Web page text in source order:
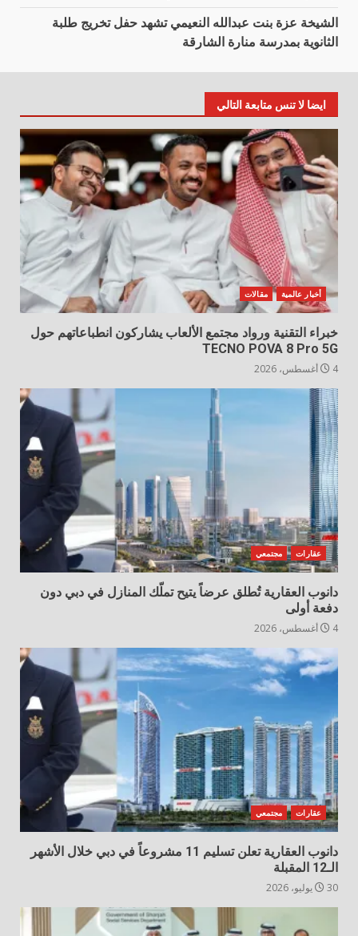
الشيخة عزة بنت عبدالله النعيمي تشهد حفل تخريج طلبة
الثانوية بمدرسة منارة الشارقة
ايضا لا تنس متابعة التالي
أخبار عالمية مقالات
خبراء التقنية ورواد مجتمع الألعاب يشاركون انطباعاتهم حول
TECNO POVA 8 Pro 5G
4 أغسطس، 2026
عقارات مجتمعي
دانوب العقارية تُطلق عرضاً يتيح تملّك المنازل في دبي دون
دفعة أولى
4 أغسطس، 2026
عقارات مجتمعي
دانوب العقارية تعلن تسليم 11 مشروعاً في دبي خلال الأشهر
الـ12 المقبلة
30 يوليو، 2026